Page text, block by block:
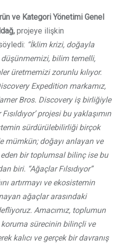
ve Kategori Yönetimi Genel
projeye ilişkin
“İklim krizi, doğayla
bilim temelli,
üretmemizi zorunlu kılıyor.
Expedition markamız,
Bros. Discovery iş birliğiyle
projesi bu yaklaşımın
sürdürülebilirliği birçok
mümkün; doğayı anlayan ve
bir toplumsal bilinç ise bu
biri. “Ağaçlar Fılsıdıyor”
artırmayı ve ekosistemin
ağaçlar arasındaki
Amacımız, toplumun
sürecinin bilinçli ve
kalıcı ve gerçek bir davranış